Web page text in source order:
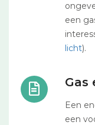
een
licht).
Gas
Een
een